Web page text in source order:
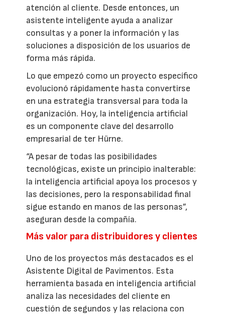
atención al cliente. Desde entonces, un
asistente inteligente ayuda a analizar
consultas y a poner la información y las
soluciones a disposición de los usuarios de
forma más rápida.
Lo que empezó como un proyecto específico
evolucionó rápidamente hasta convertirse
en una estrategia transversal para toda la
organización. Hoy, la inteligencia artificial
es un componente clave del desarrollo
empresarial de ter Hürne.
“A pesar de todas las posibilidades
tecnológicas, existe un principio inalterable:
la inteligencia artificial apoya los procesos y
las decisiones, pero la responsabilidad final
sigue estando en manos de las personas”,
aseguran desde la compañía.
Más valor para distribuidores y clientes
Uno de los proyectos más destacados es el
Asistente Digital de Pavimentos. Esta
herramienta basada en inteligencia artificial
analiza las necesidades del cliente en
cuestión de segundos y las relaciona con